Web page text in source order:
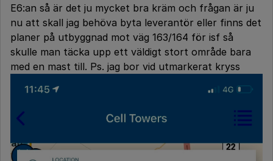
E6:an så är det ju mycket bra kräm och frågan är ju
nu att skall jag behöva byta leverantör eller finns det
planer på utbyggnad mot väg 163/164 för isf så
skulle man täcka upp ett väldigt stort område bara
med en mast till. Ps. jag bor vid utmarkerat kryss